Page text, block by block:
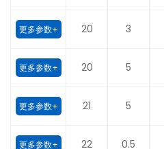
更多参数+ 20 3
更多参数+ 20 5
更多参数+ 21 5
更多参数+ 22 0.5